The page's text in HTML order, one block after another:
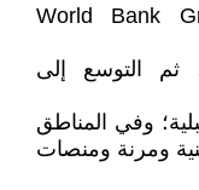
World Bank
ثم التوسع إلى
وفي المناطق
ومرنة ومنصات